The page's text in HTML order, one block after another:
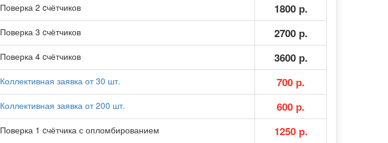
Поверка 2 cчётчиков 1800 р.
Поверка 3 cчётчиков 2700 р.
Поверка 4 cчётчиков 3600 р.
Коллективная заявка от 30 шт. 700 р.
Коллективная заявка от 200 шт. 600 р.
Поверка 1 cчётчика с опломбированием 1250 р.